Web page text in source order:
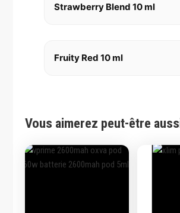
Strawberry Blend 10 ml
Fruity Red 10 ml
Vous aimerez peut-être